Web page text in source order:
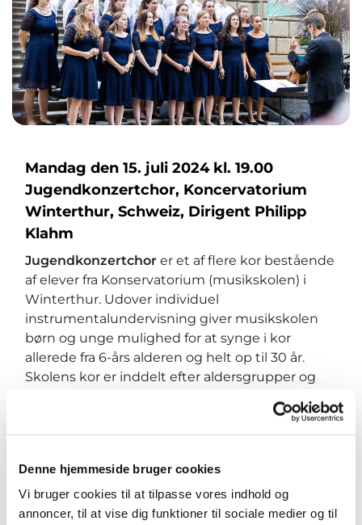
Denne hjemmeside bruger cookies
Vi bruger cookies til at tilpasse vores indhold og
annoncer, til at vise dig funktioner til sociale medier og til
Mandag den 15. juli 2024 kl. 19.00
Jugendkonzertchor, Koncervatorium
Winterthur, Schweiz, Dirigent Philipp
Klahm
Jugendkonzertchor er et af flere kor bestående
af elever fra Konservatorium (musikskolen) i
Winterthur. Udover individuel
instrumentalundervisning giver musikskolen
børn og unge mulighed for at synge i kor
allerede fra 6-års alderen og helt op til 30 år.
Skolens kor er inddelt efter aldersgrupper og
deres sangstemmer, som under vejledning af
uddannede sangere og musikpædagoger
videreudvikles og skoles.